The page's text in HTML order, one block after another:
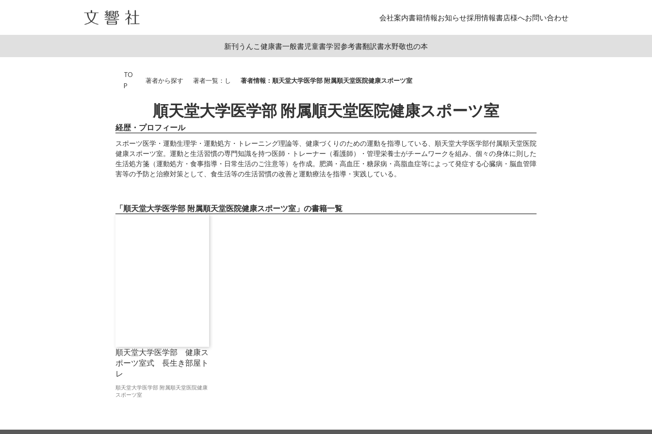
会社案内書籍情報お知らせ採用情報書店様へお問い合わせ
新刊うんこ 健康書一般書児童書学習参考書翻訳書水野敬也の本
TO
P
著者から探す 著者一覧：し 著者情報：順天堂大学医学部 附属順天堂医院健康スポーツ室
順天堂大学医学部 附属順天堂医院健康スポーツ室
経歴・プロフィール
スポーツ医学・運動生理学・運動処方・トレーニング理論等、健康づくりのための運動を指導している、順天堂大学医学部付属順天堂医院
健康スポーツ室。運動と生活習慣の専門知識を持つ医師・トレーナー（看護師）・管理栄養士がチームワークを組み、個々の身体に則した
生活処方箋（運動処方・食事指導・日常生活のご注意等）を作成。肥満・高血圧・糖尿病・高脂血症等によって発症する心臓病・脳血管障
害等の予防と治療対策として、食生活等の生活習慣の改善と運動療法を指導・実践している。
「順天堂大学医学部 附属順天堂医院健康スポーツ室」の書籍一覧
順天堂大学医学部 健康ス
ポーツ室式 長生き部屋ト
レ
順天堂大学医学部 附属順天堂医院健康
スポーツ室